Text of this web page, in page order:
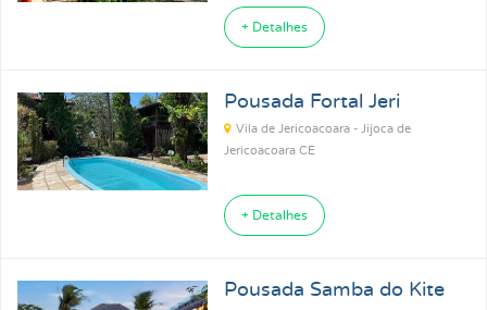
+ Detalhes
Pousada Fortal Jeri
Vila de Jericoacoara - Jijoca de
Jericoacoara CE
+ Detalhes
Pousada Samba do Kite